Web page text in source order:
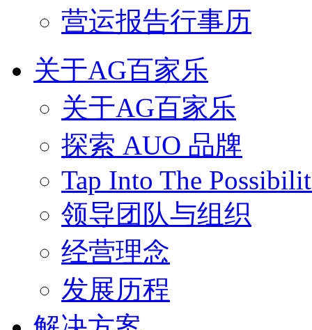
营运报告行事历
关于AG百家乐
关于AG百家乐
探索 AUO 品牌
Tap Into The
领导团队与组织
经营理念
发展历程